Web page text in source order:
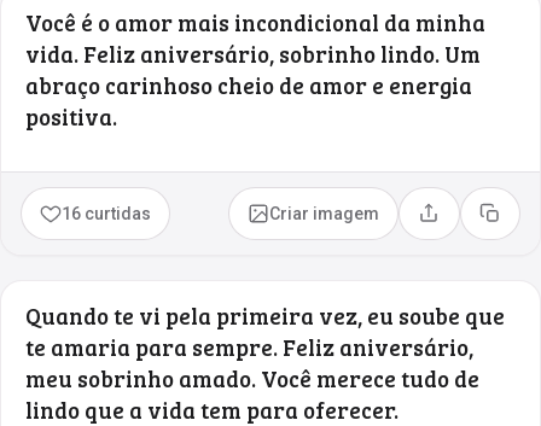
Você é o amor mais incondicional da minha
vida. Feliz aniversário, sobrinho lindo. Um
abraço carinhoso cheio de amor e energia
positiva.
16 curtidas Criar imagem Compartilhar
Copiar
Quando te vi pela primeira vez, eu soube que
te amaria para sempre. Feliz aniversário,
meu sobrinho amado. Você merece tudo de
lindo que a vida tem para oferecer.